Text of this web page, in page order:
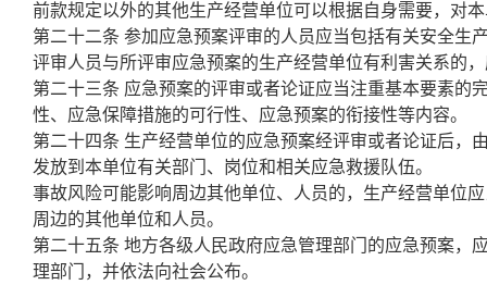
前款规定以外的其他生产经营单位可以根据自身需要，对
第二十二条 参加应急预案评审的人员应当包括有关安全生
评审人员与所评审应急预案的生产经营单位有利害关系的
第二十三条 应急预案的评审或者论证应当注重基本要素的
性、应急保障措施的可行性、应急预案的衔接性等内容。
第二十四条 生产经营单位的应急预案经评审或者论证后，
发放到本单位有关部门、岗位和相关应急救援队伍。
事故风险可能影响周边其他单位、人员的，生产经营单位
周边的其他单位和人员。
第二十五条 地方各级人民政府应急管理部门的应急预案，
理部门，并依法向社会公布。